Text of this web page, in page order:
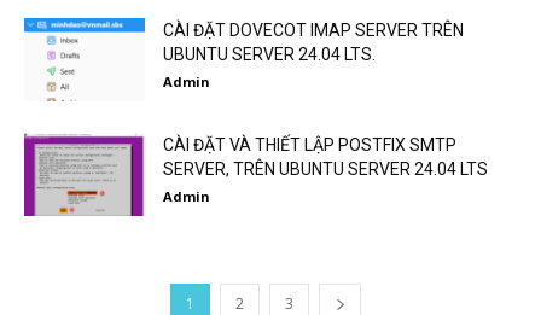
CÀI ĐẶT DOVECOT IMAP SERVER TRÊN
UBUNTU SERVER 24.04 LTS.
Admin
CÀI ĐẶT VÀ THIẾT LẬP POSTFIX SMTP
SERVER, TRÊN UBUNTU SERVER 24.04 LTS
Admin
1 2 3